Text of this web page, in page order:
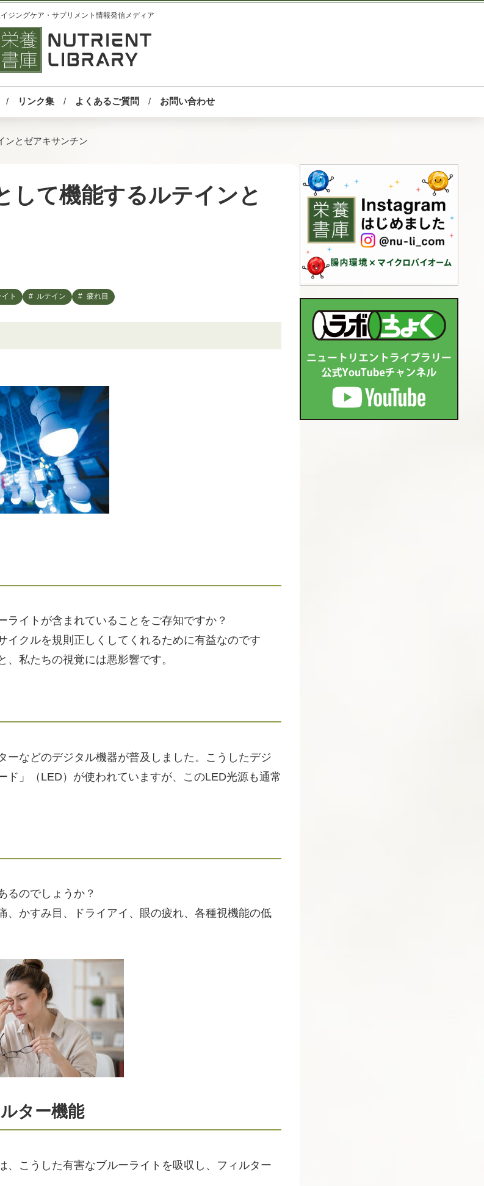
ジングケア・サプリメント情報発信メディア
リンク集 よくあるご質問 お問い合わせ
ンとゼアキサンチン
して機能するルテインと
ト ルテイン 疲れ目
イトが含まれていることをご存知ですか？
クルを規則正しくしてくれるために有益なのです
私たちの視覚には悪影響です。
などのデジタル機器が普及しました。こうしたデジ
」（LED）が使われていますが、このLED光源も通常
るのでしょうか？
かすみ目、ドライアイ、眼の疲れ、各種視機能の低
ター機能
こうした有害なブルーライトを吸収し、フィルター